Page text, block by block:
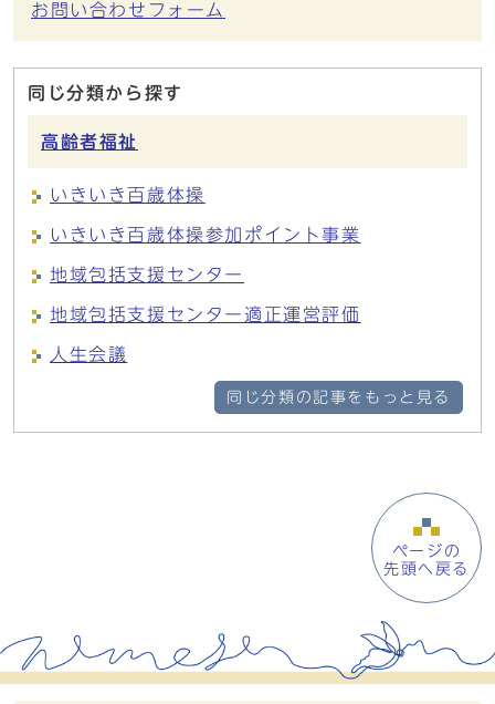
お問い合わせフォーム
同じ分類から探す
高齢者福祉
いきいき百歳体操
いきいき百歳体操参加ポイント事業
地域包括支援センター
地域包括支援センター適正運営評価
人生会議
同じ分類の記事をもっと見る
ページの
先頭へ戻る